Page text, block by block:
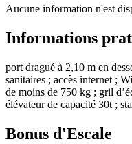
Aucune information n'est
Informations
port dragué à 2,10 m en
sanitaires ; accès internet ;
de moins de 750 kg ; gril
élévateur de capacité 30t ;
Bonus d'Escale